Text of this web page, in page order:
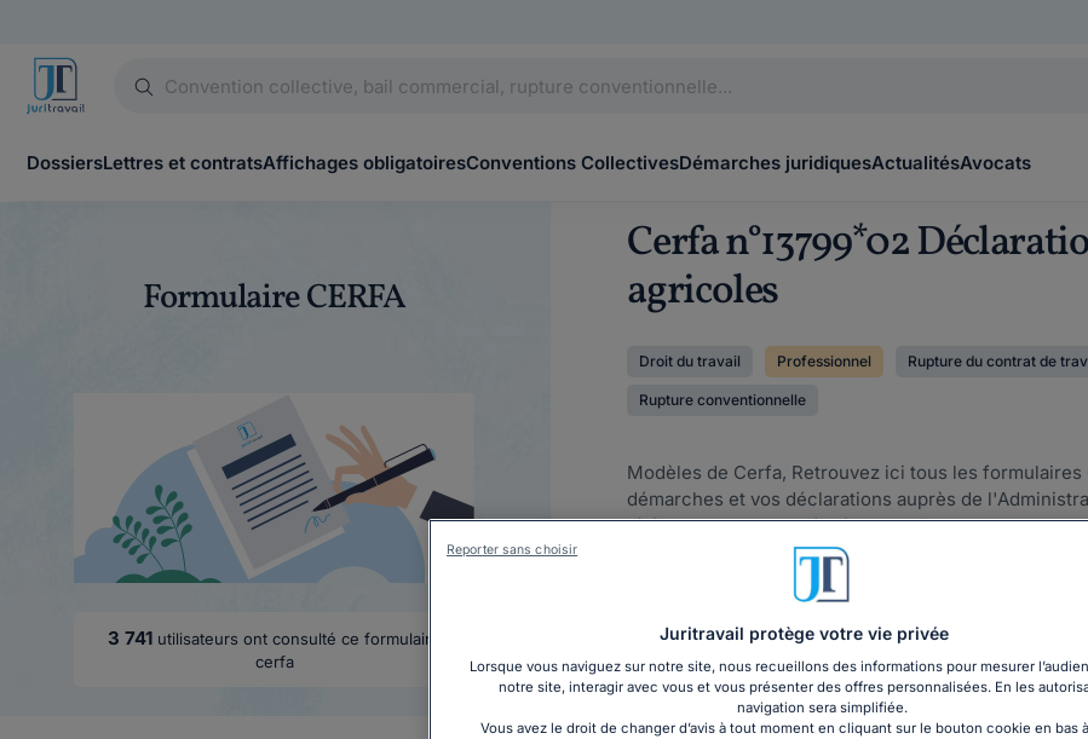
DossiersLettres et contratsAffichages obligatoiresConventions CollectivesDémarches juridiquesActualitésAvocats
Formulaire CERFA
3 741 utilisateurs ont consulté ce formulaire
cerfa
Cerfa n°13799*02
agricoles
Droit du travail Professionnel Rupture du contrat de
Rupture conventionnelle
Modèles de Cerfa, Retrouvez ici tous les
démarches et vos déclarations auprès de
téléchargeables et prêts à l'emploi.
Télécharger
Juritravail protège votre vie privée
Lorsque vous naviguez sur notre site, nous recueillons des informations pour mesurer
notre site, interagir avec vous et vous présenter des offres personnalisées. En les
navigation sera simplifiée.
Vous avez le droit de changer d’avis à tout moment en cliquant sur le bouton cookie en bas
Reporter sans choisir